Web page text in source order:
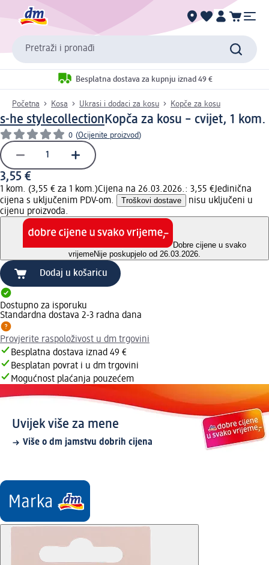
Pretraži i pronađi
Besplatna dostava za kupnju iznad 49 €
Početna Kosa Ukrasi i dodaci za kosu Kopče za kosu
s-he stylecollection Kopča za kosu – cvijet, 1 kom.
0 (Ocijenite proizvod)
3,55 €
1 kom. (3,55 € za 1 kom.)Cijena na 26.03.2026.: 3,55 €Jedinična
cijena s uključenim PDV-om.
Troškovi dostave
nisu uključeni u
cijenu proizvoda.
Dobre cijene u svako
vrijemeNije poskupjelo od 26.03.2026.
Dodaj u košaricu
Dostupno za isporuku
Standardna dostava 2-3 radna dana
Provjerite raspoloživost u dm trgovini
Besplatna dostava iznad 49 €
Besplatan povrat i u dm trgovini
Mogućnost plaćanja pouzećem
Uvijek više za mene
Više o dm jamstvu dobrih cijena